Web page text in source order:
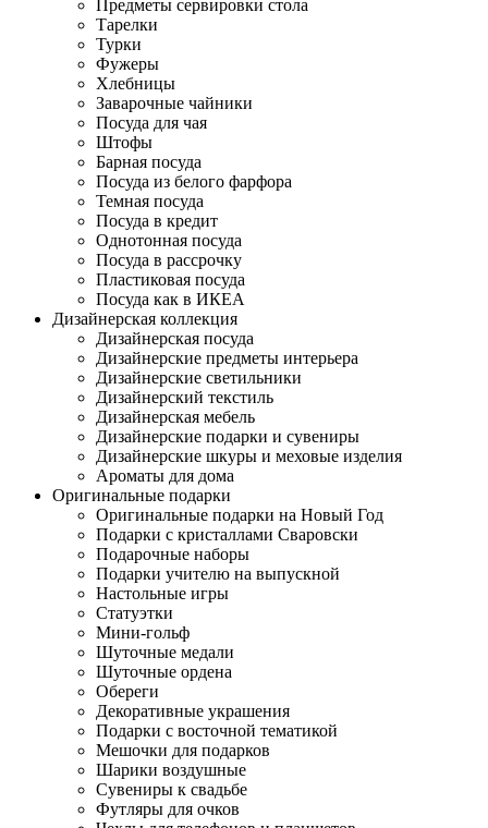
Предметы сервировки стола
Тарелки
Турки
Фужеры
Хлебницы
Заварочные чайники
Посуда для чая
Штофы
Барная посуда
Посуда из белого фарфора
Темная посуда
Посуда в кредит
Однотонная посуда
Посуда в рассрочку
Пластиковая посуда
Посуда как в ИКЕА
Дизайнерская коллекция
Дизайнерская посуда
Дизайнерские предметы интерьера
Дизайнерские светильники
Дизайнерский текстиль
Дизайнерская мебель
Дизайнерские подарки и сувениры
Дизайнерские шкуры и меховые изделия
Ароматы для дома
Оригинальные подарки
Оригинальные подарки на Новый Год
Подарки с кристаллами Сваровски
Подарочные наборы
Подарки учителю на выпускной
Настольные игры
Статуэтки
Мини-гольф
Шуточные медали
Шуточные ордена
Обереги
Декоративные украшения
Подарки с восточной тематикой
Мешочки для подарков
Шарики воздушные
Сувениры к свадьбе
Футляры для очков